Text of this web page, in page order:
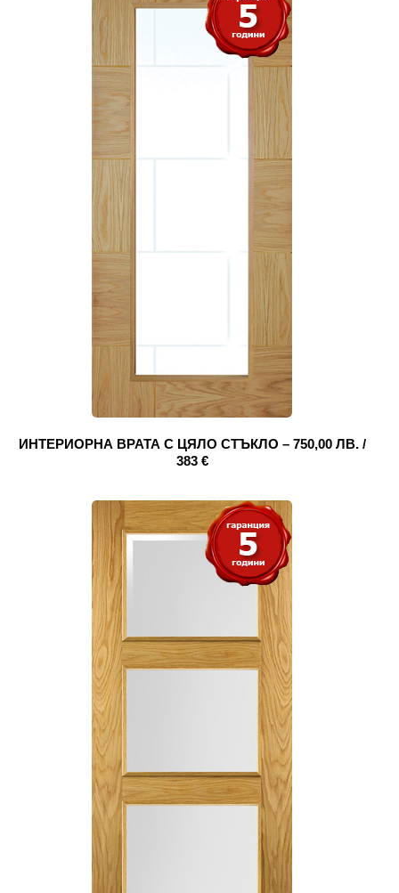
ИНТЕРИОРНА ВРАТА С ЦЯЛО СТЪКЛО – 750,00 ЛВ. /
383 €